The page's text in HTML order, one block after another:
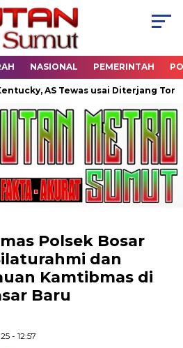
NASIONAL PEMERINTAH
Tewas usai Diterjang Tornado
Polsek Bosar
dan
Kamtibmas di
Baru
- 12:57